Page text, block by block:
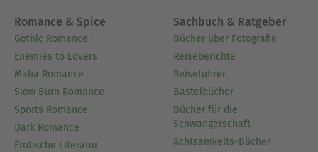
Romance & Spice
Gothic Romance
Enemies to Lovers
Mafia Romance
Slow Burn Romance
Sports Romance
Dark Romance
Erotische Literatur
Sachbuch & Ratgeber
Bücher über Fotografie
Reiseberichte
Reiseführer
Bastelbücher
Bücher für die
Schwangerschaft
Achtsamkeits-Bücher